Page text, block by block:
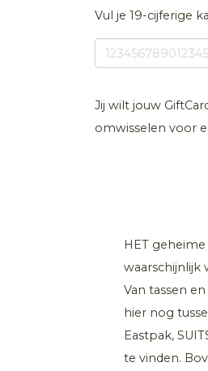
Vul je 19-cijferige
Jij wilt jouw
omwisselen voor
HET
waarschijnlijk
Van tassen
hier nog
Eastpak,
te vinden.